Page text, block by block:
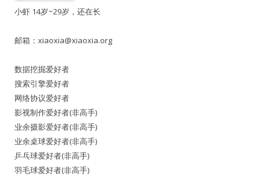
小虾 14岁~29岁，还在长
邮箱： xiaoxia@xiaoxia.org
数据挖掘爱好者
搜索引擎爱好者
网络协议爱好者
影视制作爱好者(非高手)
业余摄影爱好者(非高手)
业余桌球爱好者(非高手)
乒乓球爱好者(非高手)
羽毛球爱好者(非高手)